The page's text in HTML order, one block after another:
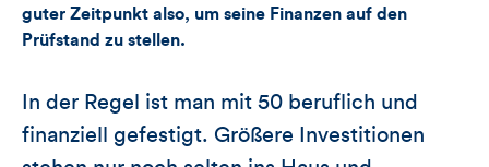
guter Zeitpunkt also, um seine Finanzen auf den
Prüfstand zu stellen.
In der Regel ist man mit 50 beruflich und
finanziell gefestigt. Größere Investitionen